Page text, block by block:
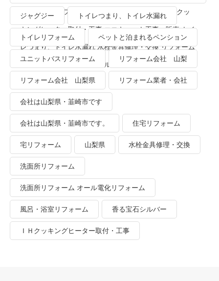
ーム 洗面所リフォーム オール電化リフォーム ＩＨクッ
キングヒーター取付・工事 エコキュート工事・販売 トイ
レつまり、トイレ水漏れ 水栓金具修理・交換 リフォーム
業者・会社 ＴＯＴＯリモデルクラブ
ジャグジー トイレつまり、トイレ水漏れ
トイレリフォーム ペットと泊まれるペンション
ユニットバスリフォーム リフォーム会社 山梨
リフォーム会社 山梨県 リフォーム業者・会社
会社は山梨県・韮崎市です
会社は山梨県・韮崎市です。 住宅リフォーム
宅リフォーム 山梨県 水栓金具修理・交換
洗面所リフォーム
洗面所リフォーム オール電化リフォーム
風呂・浴室リフォーム 香る宝石シルバー
ＩＨクッキングヒーター取付・工事